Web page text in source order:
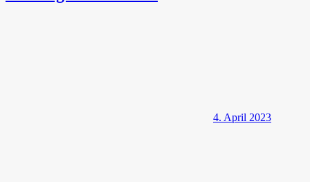
4. April 2023